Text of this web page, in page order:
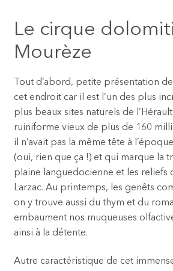
Le cirque
Mourèze
Tout d’abord, petite présentation
cet endroit car il est l’un des plus
plus beaux sites naturels de
ruiniforme vieux de plus de 160
il n’avait pas la même tête à
(oui, rien que ça !) et qui marque la
plaine languedocienne et les reliefs
Larzac. Au printemps, les genêts
on y trouve aussi du thym et du
embaument nos muqueuses
ainsi à la détente.
Autre caractéristique de cet